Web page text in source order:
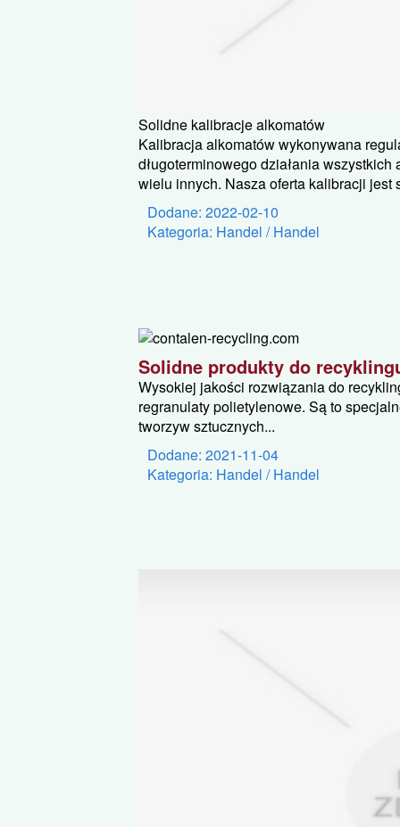
Solidne kalibracje alkomatów
Kalibracja alkomatów wykonywana
długoterminowego działania
wielu innych. Nasza oferta kalibracji jest
Dodane: 2022-02-10
Kategoria: Handel / Handel
Solidne produkty do
Wysokiej jakości rozwiązania do
regranulaty polietylenowe. Są to
tworzyw sztucznych...
Dodane: 2021-11-04
Kategoria: Handel / Handel